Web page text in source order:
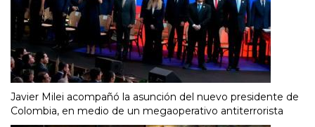
Javier Milei acompañó la asunción del nuevo presidente de
Colombia, en medio de un megaoperativo antiterrorista